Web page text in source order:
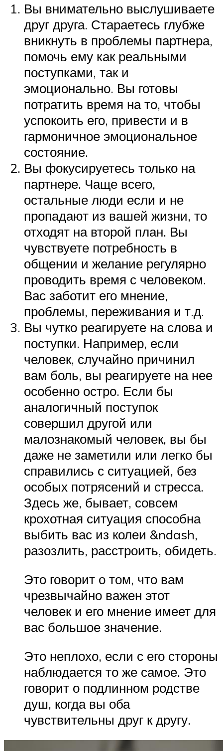
Вы внимательно выслушиваете
друг друга. Стараетесь глубже
вникнуть в проблемы партнера,
помочь ему как реальными
поступками, так и
эмоционально. Вы готовы
потратить время на то, чтобы
успокоить его, привести и в
гармоничное эмоциональное
состояние.
Вы фокусируетесь только на
партнере. Чаще всего,
остальные люди если и не
пропадают из вашей жизни, то
отходят на второй план. Вы
чувствуете потребность в
общении и желание регулярно
проводить время с человеком.
Вас заботит его мнение,
проблемы, переживания и т.д.
Вы чутко реагируете на слова и
поступки. Например, если
человек, случайно причинил
вам боль, вы реагируете на нее
особенно остро. Если бы
аналогичный поступок
совершил другой или
малознакомый человек, вы бы
даже не заметили или легко бы
справились с ситуацией, без
особых потрясений и стресса.
Здесь же, бывает, совсем
крохотная ситуация способна
выбить вас из колеи &ndash,
разозлить, расстроить, обидеть.
Это говорит о том, что вам
чрезвычайно важен этот
человек и его мнение имеет для
вас большое значение.
Это неплохо, если с его стороны
наблюдается то же самое. Это
говорит о подлинном родстве
душ, когда вы оба
чувствительны друг к другу.